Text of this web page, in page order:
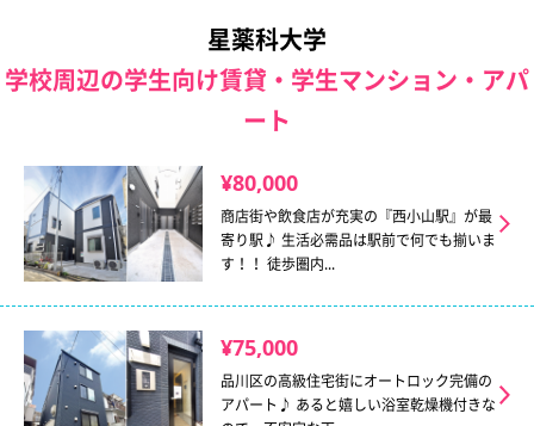
星薬科大学
学校周辺の学生向け賃貸・学生マンション・アパ
ート
¥80,000
商店街や飲食店が充実の『西小山駅』が最
寄り駅♪ 生活必需品は駅前で何でも揃いま
す！！ 徒歩圏内...
¥75,000
品川区の高級住宅街にオートロック完備の
アパート♪ あると嬉しい浴室乾燥機付きな